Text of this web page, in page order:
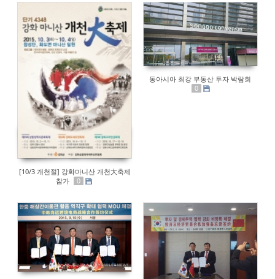
[10/3 개천절] 강화마니산 개천大축제
참가
0
동아시아 최강 부동산 투자 박람회
0